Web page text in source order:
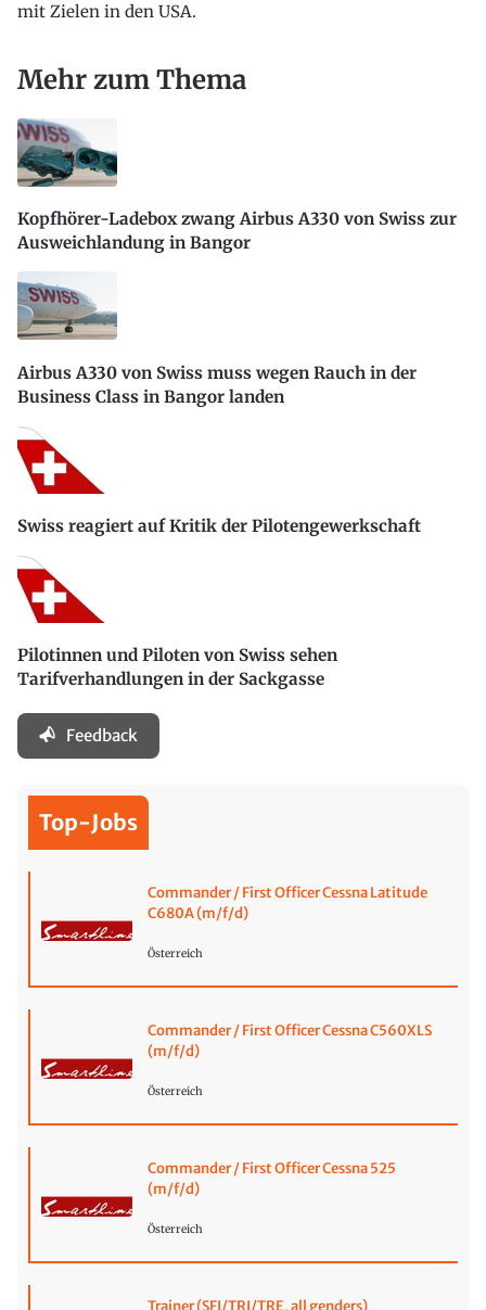
mit Zielen in den USA.
Mehr zum Thema
Kopfhörer-Ladebox zwang Airbus A330 von Swiss zur
Ausweichlandung in Bangor
Airbus A330 von Swiss muss wegen Rauch in der
Business Class in Bangor landen
Swiss reagiert auf Kritik der Pilotengewerkschaft
Pilotinnen und Piloten von Swiss sehen
Tarifverhandlungen in der Sackgasse
Feedback
Top-Jobs
Commander / First Officer Cessna Latitude
C680A (m/f/d)
Österreich
Commander / First Officer Cessna C560XLS
(m/f/d)
Österreich
Commander / First Officer Cessna 525
(m/f/d)
Österreich
Trainer (SFI/TRI/TRE, all genders)